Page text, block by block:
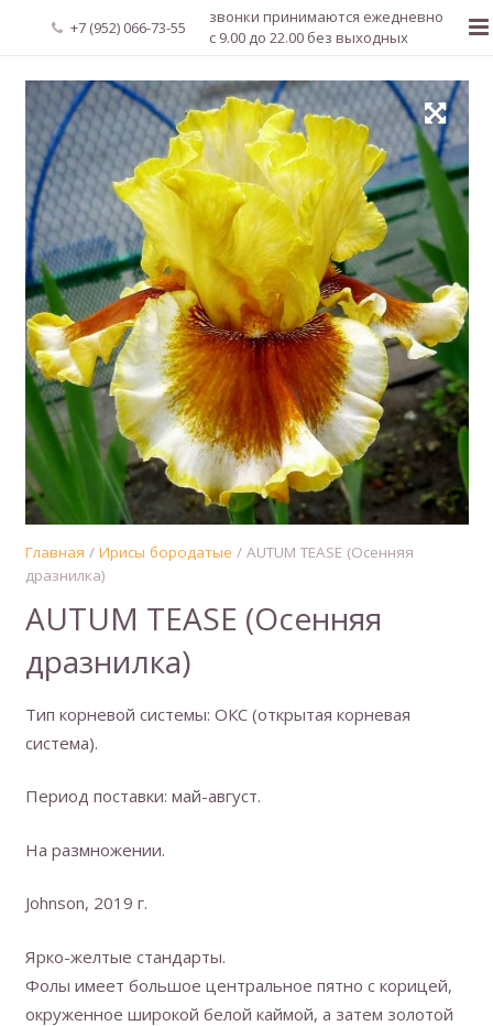
+7 (952) 066-73-55
звонки принимаются ежедневно
с 9.00 до 22.00 без выходных
Главная
О нас
Новости
Каталог растений
Доставка и оплата
Мой аккаунт
Регистрация
Главная / Ирисы бородатые / AUTUM TEASE (Осенняя
дразнилка)
AUTUM TEASE (Осенняя
дразнилка)
Тип корневой системы: ОКС (открытая корневая
система).
Период поставки: май-август.
На размножении.
Johnson, 2019 г.
Ярко-желтые стандарты.
Фолы имеет большое центральное пятно с корицей,
окруженное широкой белой каймой, а затем золотой